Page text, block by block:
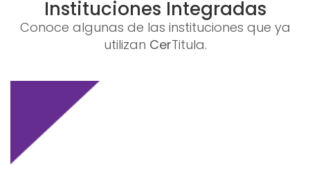
Instituciones Integradas
Conoce algunas de las instituciones que ya
utilizan CerTitula.